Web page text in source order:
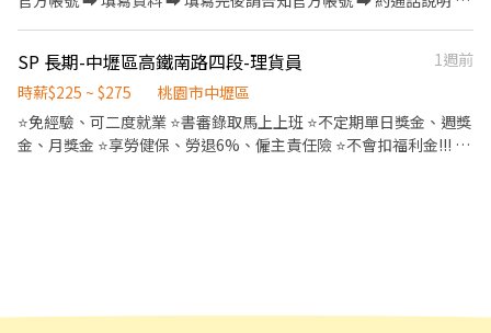
自由」。 ・新手友善機制：擔心體力不支？沒關係！新人可先報名
1～2 小時嘗試看看，確認適應後再開始長期排班。 ・天天有場次：
隨時都有機會。 ・邊賺錢邊健身：適合愛活動、想瘦身的夥伴。穿
著可愛布偶裝與民眾互動，成就感滿分。 ・大方展現自我：只要您
義演團服務範圍涵蓋全台灣。除了北北基桃，中彰雲嘉南、高屏亦
場有搬運車)等 依現場主管要求完成工作內容 👷‍♂️粗工 $1570起/日 加
班1小時$275(長期配合 報酬漸增) 👷🏻打石工 $2400起/日 大支
+$100 加班1小時$350 👷🏻當月做滿23工 獎金$1000 👷🏻介紹獎金
$1000(詳細規定另外說明) 領錢方式⬇️ 1.日領匯款 2.週領匯款 3.週領
SP 長期-中壢區高鐵南路四段-理貨員
1週前
時薪$225 ~ $275
桃園市中壢區
⭐️免經驗、可二度就業 ⭐️書審錄取馬上上班 ⭐️不定期單日獎金、週獎
金、月獎金 ⭐️享勞健保、勞退6%、僱主責任險 ⭐️不會扣福利金!!! ⭐️